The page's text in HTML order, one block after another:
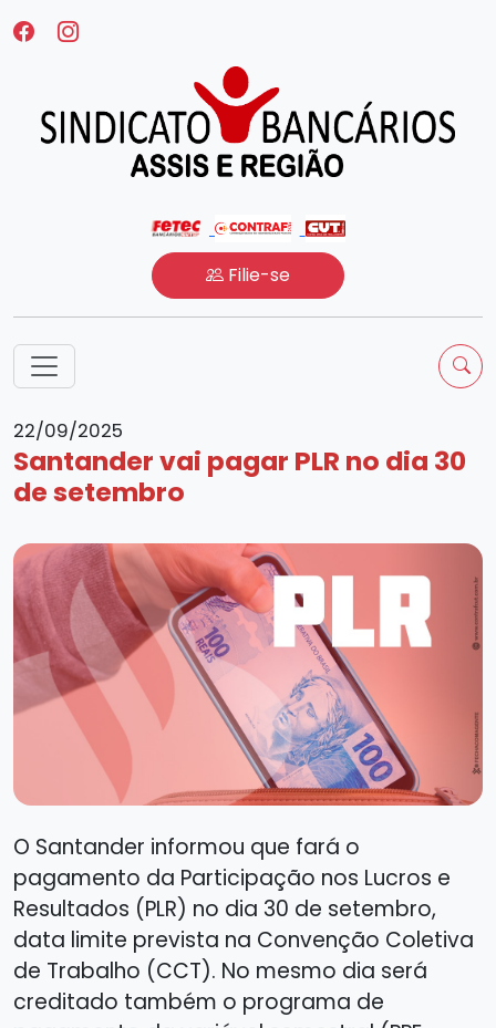
Filie-se
22/09/2025
Santander vai pagar PLR no dia 30
de setembro
O Santander informou que fará o
pagamento da Participação nos Lucros e
Resultados (PLR) no dia 30 de setembro,
data limite prevista na Convenção Coletiva
de Trabalho (CCT). No mesmo dia será
creditado também o programa de